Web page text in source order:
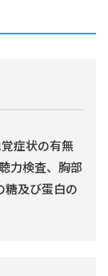
症状の有無
力検査、胸部
糖及び蛋白の